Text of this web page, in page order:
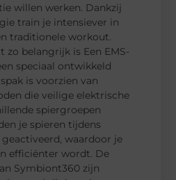
willen werken. Dankzij
train je intensiever in
traditionele workout.
zo belangrijk is Een EMS-
speciaal ontwikkeld
is voorzien van
die veilige elektrische
spiergroepen
je spieren tijdens
waardoor je
efficiënter wordt. De
Symbiont360 zijn